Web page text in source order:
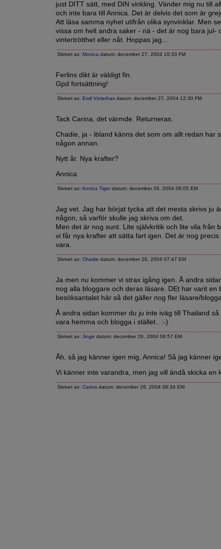
just DITT sätt, med DIN vinkling. Vänder mig nu till
och inte bara till Annica. Det är delvis det som är
Att läsa samma nyhet utifrån olika synvinklar. Men
vissa om helt andra saker - nä - det är nog bara jul-
vintertrötthet eller nåt. Hoppas jag...
Skrivet av: Monica datum: december 27, 2004 10:33 FM
Ferlins dikt är väldigt fin.
Gpd fortsättning!
Skrivet av: Emil Vinterhav datum: december 27, 2004 12:30 FM
Tack Carina, det värmde. Returneras.
Chadie, ja - ibland känns det som om allt redan har
någon annan.
Nytt år. Nya krafter?
Annica
Skrivet av: Annica Tiger datum: december 26, 2004 08:05 EM
Jag vet. Jag har börjat tycka att det mesta skrivs ju
någon, så varför skulle jag skriva om det.
Men det är nog sunt. Lite självkritik och lite vila från
vi får nya krafter att sätta fart igen. Det är nog precis
vara.
Skrivet av: Chadie datum: december 26, 2004 07:47 EM
Ja men nu kommer vi strax igång igen. Å andra
nog alla bloggare och deras läsare. DEt har varit en
besöksantalet här så det gäller nog fler läsare/
Å andra sidan kommer du ju inte iväg till Thailand så
vara hemma och blogga i stället.. :-)
Skrivet av: Jinge datum: december 26, 2004 06:57 EM
Åh, så jag känner igen mig, Annica! Så jag känner
Vi känner inte varandra, men jag vill ändå skicka en
Skrivet av: Carina datum: december 26, 2004 06:34 EM